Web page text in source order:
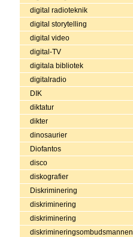
digital radioteknik
digital storytelling
digital video
digital-TV
digitala bibliotek
digitalradio
DIK
diktatur
dikter
dinosaurier
Diofantos
disco
diskografier
Diskriminering
diskriminering
diskriminering
diskrimineringsombudsmannen